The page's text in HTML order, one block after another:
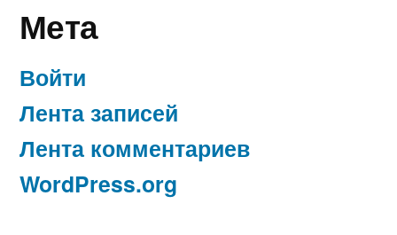
Мета
Войти
Лента записей
Лента комментариев
WordPress.org